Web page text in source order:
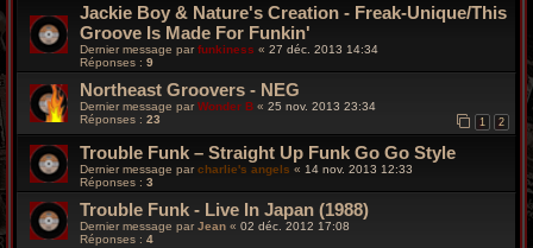
Jackie Boy & Nature's Creation - Freak-Unique/This
Groove Is Made For Funkin'
Dernier message par funkiness « 27 déc. 2013 14:34
Réponses : 9
Northeast Groovers - NEG
Dernier message par Wonder B « 25 nov. 2013 23:34
Réponses : 23 1 2
Trouble Funk – Straight Up Funk Go Go Style
Dernier message parcharlie's angels « 14 nov. 2013 12:33
Réponses : 3
Trouble Funk - Live In Japan (1988)
Dernier message par Jean « 02 déc. 2012 17:08
Réponses : 4